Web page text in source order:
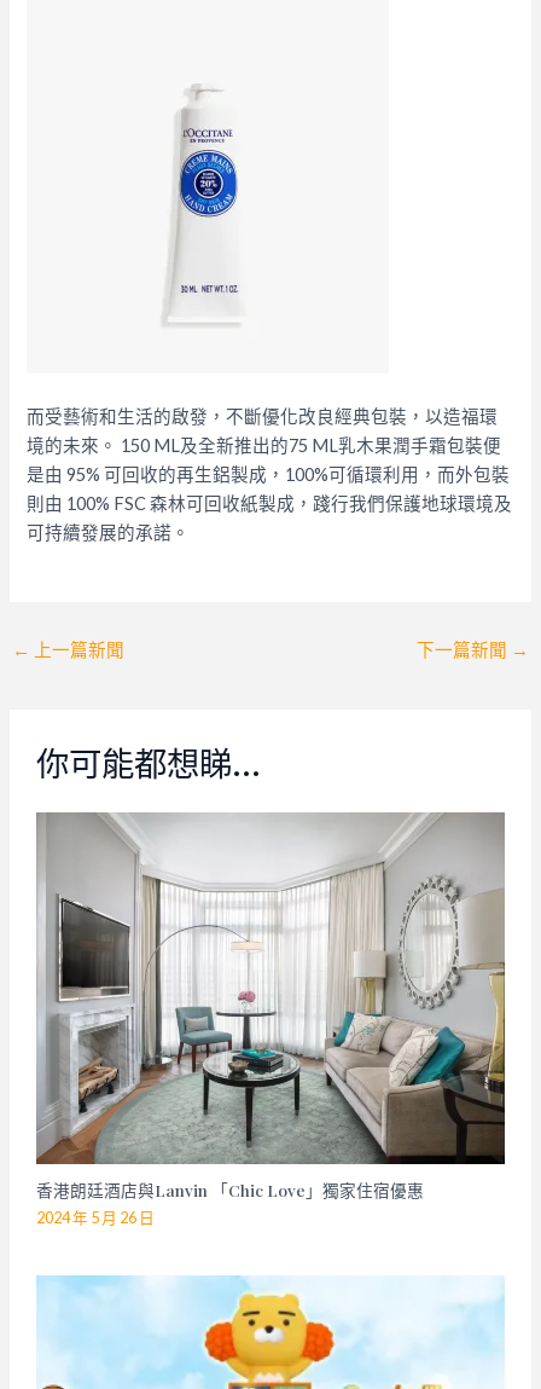
而受藝術和生活的啟發，不斷優化改良經典包裝，以造福環
境的未來。 150 ML及全新推出的75 ML乳木果潤手霜包裝便
是由 95% 可回收的再生鋁製成，100%可循環利用，而外包裝
則由 100% FSC 森林可回收紙製成，踐行我們保護地球環境及
可持續發展的承諾。
Post
← 上一篇新聞 下一篇新聞 →
你可能都想睇…
香港朗廷酒店與Lanvin 「Chic Love」獨家住宿優惠
2024 年 5 月 26 日